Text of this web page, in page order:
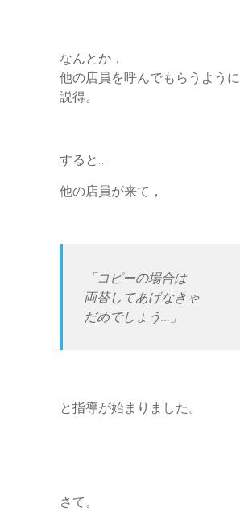
なんとか，
他の店員を呼んでもらうように
説得。
すると…
他の店員が来て，
「コピーの場合は
両替してあげなきゃ
だめでしょう…」
と指導が始まりました。
さて。